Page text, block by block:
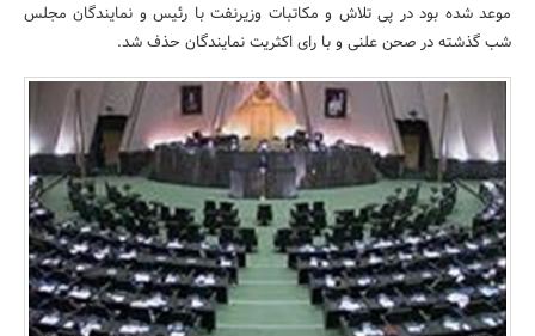
بانک، بیمه و سرمایه
مسکن و ساختمان
موعد شده بود در پی تلاش و مکاتبات وزیرنفت با رئیس و نمایندگان مجلس
شب گذشته در صحن علنی و با رای اکثریت نمایندگان حذف شد.